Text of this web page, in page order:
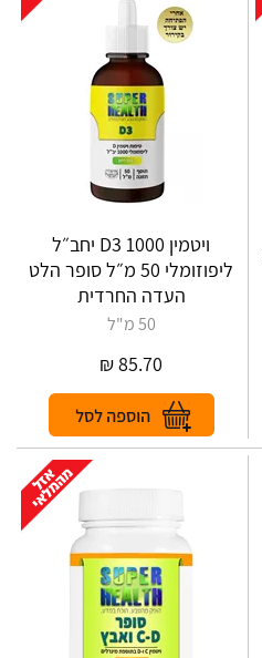
ויטמין D3 1000 יחב״ל
ליפוזומלי 50 מ״ל סופר הלט
העדה החרדית
50 מ"ל
85.70
₪